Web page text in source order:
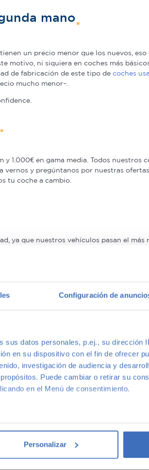
Configuración de
sus datos personales, p.ej., su dirección
en su dispositivo con el fin de ofrecer
investigación de audiencia y
Puede cambiar o retirar su
en el Menú de consentimiento.
geográfica que puede tener una
sus datos personales y establezca
Personalizar
mano
un precio menor que los nuevos,
motivo, ni siquiera en coches más
de fabricación de este tipo de coches
mucho menor–.
y 1.000€ en gama media. Todos nuestros
y pregúntanos por nuestras
tu coche a cambio.
ya que nuestros vehículos pasan el
mano que le ofrecemos una
disponemos de una gran variedad
calidad-precio. O si lo prefieres,
un coche Canalcar.